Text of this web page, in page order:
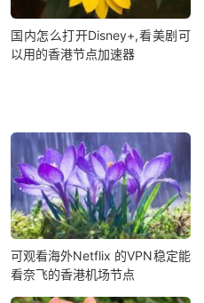
国内怎么打开Disney+,看美剧可
以用的香港节点加速器
可观看海外Netflix 的VPN稳定能
看奈飞的香港机场节点